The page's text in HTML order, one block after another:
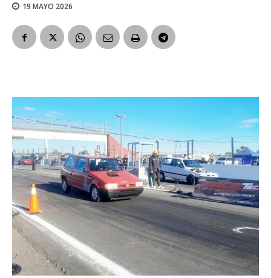
19 MAYO 2026